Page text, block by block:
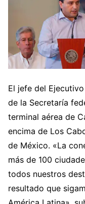
El jefe del
de la Secretaría
terminal aérea de
encima de Los
de México. «La
más de 100
todos nuestros
resultado que